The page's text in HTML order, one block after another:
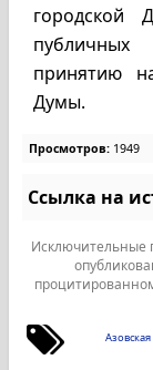
городской
принятию
Думы.
Просмотров: 1949
Ссылка на
Исключительные